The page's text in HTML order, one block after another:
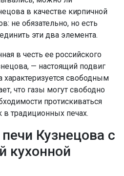
в качестве кирпичной
не обязательно, но есть
эти два элемента.
в честь ее российского
— настоящий подвиг
свободным
что газы могут свободно
протискиваться
в традиционных печах.
Кузнецова с
кухонной